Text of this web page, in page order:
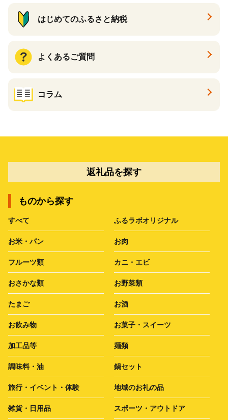
はじめてのふるさと納税
よくあるご質問
コラム
返礼品を探す
ものから探す
すべて ふるラボオリジナル
お米・パン お肉
フルーツ類 カニ・エビ
おさかな類 お野菜類
たまご お酒
お飲み物 お菓子・スイーツ
加工品等 麺類
調味料・油 鍋セット
旅行・イベント・体験 地域のお礼の品
雑貨・日用品 スポーツ・アウトドア